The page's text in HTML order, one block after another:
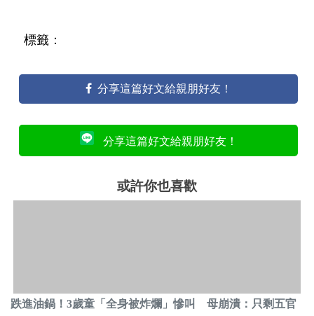
標籤：
分享這篇好文給親朋好友！
分享這篇好文給親朋好友！
或許你也喜歡
跌進油鍋！3歲童「全身被炸爛」慘叫 母崩潰：只剩五官